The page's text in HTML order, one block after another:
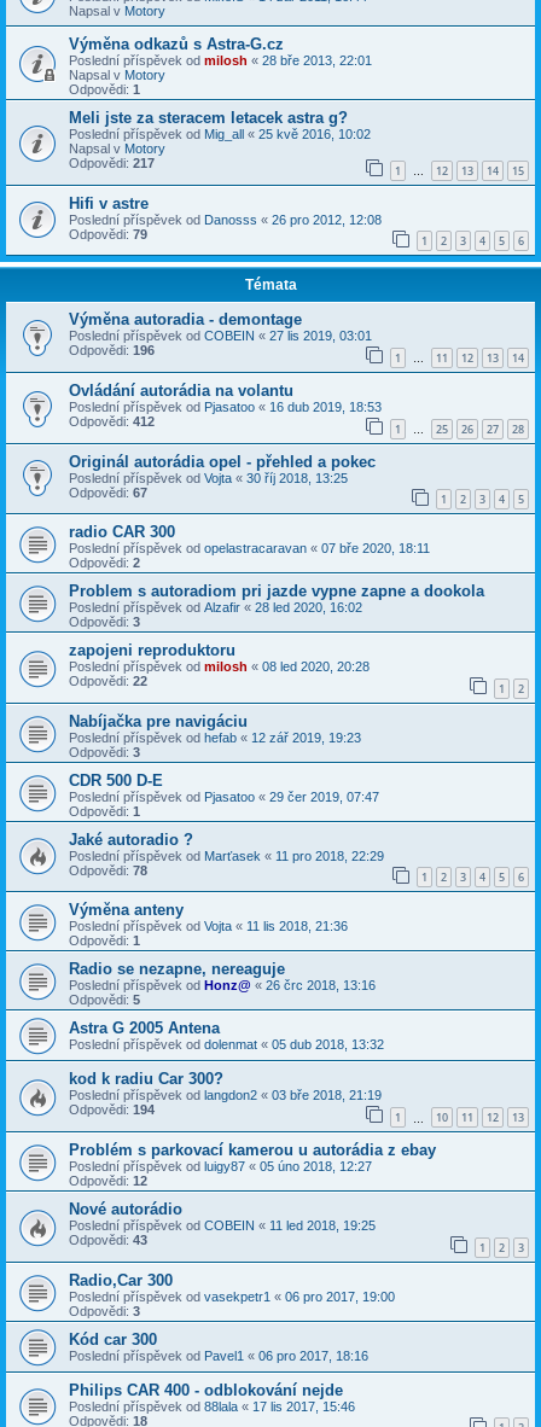
Napsal v Motory
Výměna odkazů s Astra-G.cz
Poslední příspěvek od milosh « 28 bře 2013, 22:01
Napsal v Motory
Odpovědi: 1
Meli jste za steracem letacek astra g?
Poslední příspěvek od Mig_all « 25 kvě 2016, 10:02
Napsal v Motory
Odpovědi: 217 1 … 12 13 14 15
Hifi v astre
Poslední příspěvek od Danosss « 26 pro 2012, 12:08
Odpovědi: 79 1 2 3 4 5 6
Témata
Výměna autoradia - demontage
Poslední příspěvek od COBEIN « 27 lis 2019, 03:01
Odpovědi: 196 1 … 11 12 13 14
Ovládání autorádia na volantu
Poslední příspěvek od Pjasatoo « 16 dub 2019, 18:53
Odpovědi: 412 1 … 25 26 27 28
Originál autorádia opel - přehled a pokec
Poslední příspěvek od Vojta « 30 říj 2018, 13:25
Odpovědi: 67 1 2 3 4 5
radio CAR 300
Poslední příspěvek od opelastracaravan « 07 bře 2020, 18:11
Odpovědi: 2
Problem s autoradiom pri jazde vypne zapne a dookola
Poslední příspěvek od Alzafir « 28 led 2020, 16:02
Odpovědi: 3
zapojeni reproduktoru
Poslední příspěvek od milosh « 08 led 2020, 20:28
Odpovědi: 22 1 2
Nabíjačka pre navigáciu
Poslední příspěvek od hefab « 12 zář 2019, 19:23
Odpovědi: 3
CDR 500 D-E
Poslední příspěvek od Pjasatoo « 29 čer 2019, 07:47
Odpovědi: 1
Jaké autoradio ?
Poslední příspěvek od Marťasek « 11 pro 2018, 22:29
Odpovědi: 78 1 2 3 4 5 6
Výměna anteny
Poslední příspěvek od Vojta « 11 lis 2018, 21:36
Odpovědi: 1
Radio se nezapne, nereaguje
Poslední příspěvek od Honz@ « 26 črc 2018, 13:16
Odpovědi: 5
Astra G 2005 Antena
Poslední příspěvek od dolenmat « 05 dub 2018, 13:32
kod k radiu Car 300?
Poslední příspěvek od langdon2 « 03 bře 2018, 21:19
Odpovědi: 194 1 10 11 12 13
Problém s parkovací kamerou u autorádia z ebay
Poslední příspěvek od luigy87 « 05 úno 2018, 12:27
Odpovědi: 12
Nové autorádio
Poslední příspěvek od COBEIN « 11 led 2018, 19:25
Odpovědi: 43 1 2 3
Radio,Car 300
Poslední příspěvek od vasekpetr1 « 06 pro 2017, 19:00
Odpovědi: 3
Kód car 300
Poslední příspěvek od Pavel1 « 06 pro 2017, 18:16
Philips CAR 400 - odblokování nejde
Poslední příspěvek od 88lala « 17 lis 2017, 15:46
Odpovědi: 18